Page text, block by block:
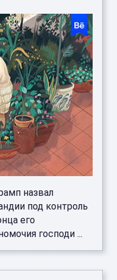
назвал
под контроль
его
господи ...